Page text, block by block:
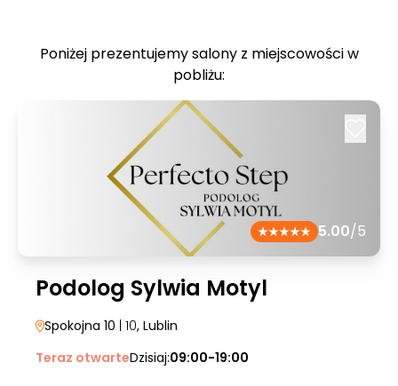
Poniżej prezentujemy salony z miejscowości w
pobliżu:
5.00/5
Podolog Sylwia Motyl
Spokojna 10 | 10, Lublin
Teraz otwarteDzisiaj:09:00-19:00